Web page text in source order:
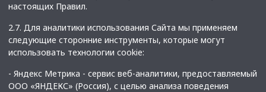
настоящих Правил.
2.7. Для аналитики использования Сайта мы применяем
следующие сторонние инструменты, которые могут
использовать технологии cookie:
- Яндекс Метрика - сервис веб-аналитики, предоставляемый
ООО «ЯНДЕКС» (Россия), с целью анализа поведения